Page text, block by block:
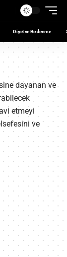
Diyet ve Beslenme
dayanan ve
etmeyi
ve